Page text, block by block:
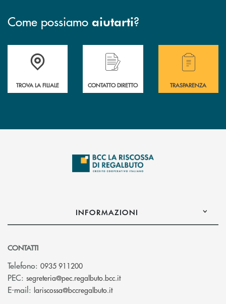
Come possiamo aiutarti?
Accedi all' elenco completo delle filiali della Bcc
TROVA LA FILIALE
Hai bisogno di assistenza immediata?
CONTATTO DIRETTO
Hai bisogno di
TRASPARENZA
INFORMAZIONI
CONTATTI
Telefono: 0935 911200
PEC: segreteria@pec.regalbuto.bcc.it(si apre l’app di posta
E-mail: lariscossa@bccregalbuto.it(si apre l’app di posta